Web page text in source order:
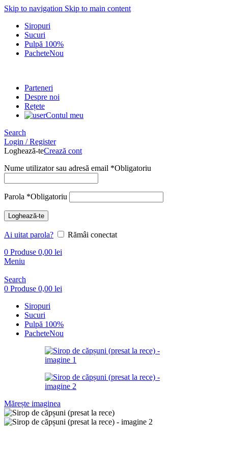
Skip to navigation Skip to main content
Siropuri
Sucuri
Pulpă 100%
PacheteNou
Parteneri
Despre noi
Rețete
Contul meu
Search
Login / Register
Loghează-teCrează cont
Nume utilizator sau adresă email *Obligatoriu
Parola *Obligatoriu
Loghează-te
Ai uitat parola?
Rămâi conectat
0 Produse 0,00 lei
Meniu
Search
0 Produse 0,00 lei
Siropuri
Sucuri
Pulpă 100%
PacheteNou
Mărește imaginea